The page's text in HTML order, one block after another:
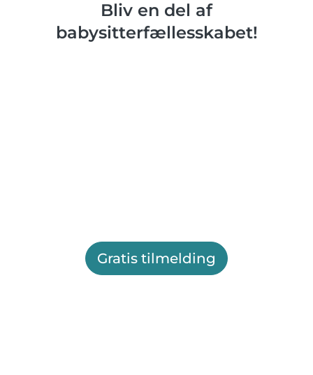
Bliv en del af
babysitterfællesskabet!
Gratis tilmelding